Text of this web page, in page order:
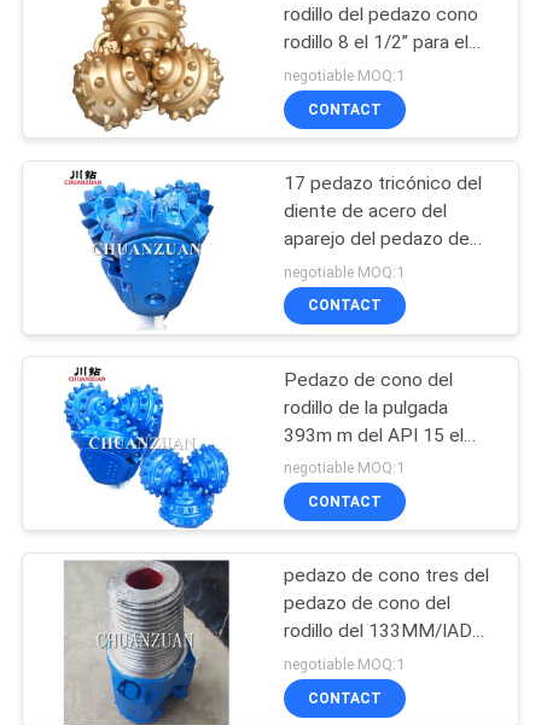
Pedazo del
abrelatas del
agujero
Broca de PDC
rodillo del pedazo cono
rodillo 8 el 1/2” para el
aceite/natural
tricónico/gas
negotiable MOQ:1
CONTACT
17 pedazo tricónico del
diente de acero del
aparejo del pedazo de
cono del rodillo de la
pulgada del 1/2 IADC
217/mineral
negotiable MOQ:1
CONTACT
Pedazo de cono del
rodillo de la pulgada
393m m del API 15 el
1/2 con el estándar
sellado llevando el
cojinete liso sellado
negotiable MOQ:1
CONTACT
pedazo de cono tres del
pedazo de cono del
rodillo del 133MM/IADC
537 para la perforación
del pozo de agua
negotiable MOQ:1
CONTACT